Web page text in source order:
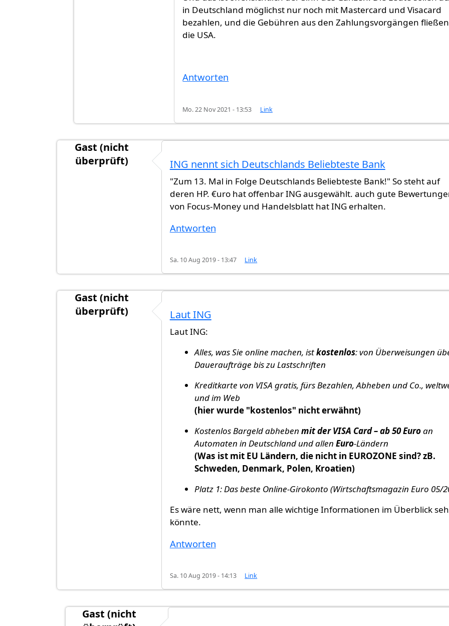
in Deutschland möglichst nur noch mit Mastercard und Visacard
bezahlen, und die Gebühren aus den Zahlungsvorgängen
die USA.
Antworten
Mo. 22 Nov 2021 - 13:53 Link
Gast (nicht
überprüft)
ING nennt sich Deutschlands Beliebteste Bank
"Zum 13. Mal in Folge Deutschlands Beliebteste Bank!" So steht auf
deren HP. €uro hat offenbar ING ausgewählt. auch gute
von Focus-Money und Handelsblatt hat ING erhalten.
Antworten
Sa. 10 Aug 2019 - 13:47 Link
Gast (nicht
überprüft)
Laut ING
Laut ING:
Alles, was Sie online machen, istkostenlos: von Überweisungen
Daueraufträge bis zu Lastschriften
Kreditkarte von VISA gratis, fürs Bezahlen, Abheben und Co.,
und im Web
(hier wurde "kostenlos" nicht erwähnt)
Kostenlos Bargeld abheben mit der VISA Card – ab 50 Euroan
Automaten in Deutschland und allen Euro-Ländern
(Was ist mit EU Ländern, die nicht in EUROZONE sind? zB.
Schweden, Denmark, Polen, Kroatien)
Platz 1: Das beste Online-Girokonto (Wirtschaftsmagazin Euro 05/
Es wäre nett, wenn man alle wichtige Informationen im Überblick
könnte.
Antworten
Sa. 10 Aug 2019 - 14:13 Link
Gast (nicht